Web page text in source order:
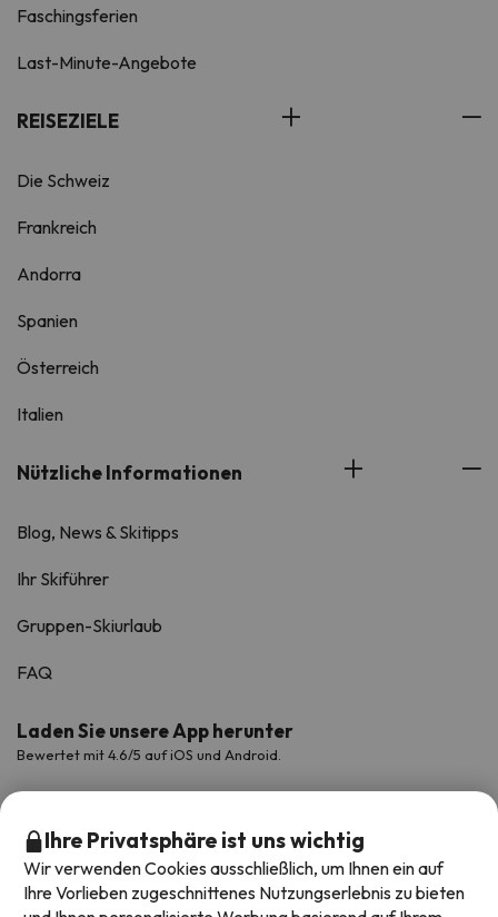
Faschingsferien
Last-Minute-Angebote
REISEZIELE
Die Schweiz
Frankreich
Andorra
Spanien
Österreich
Italien
Nützliche Informationen
Blog, News & Skitipps
Ihr Skiführer
Gruppen-Skiurlaub
FAQ
Laden Sie unsere App herunter
Bewertet mit 4.6/5 auf iOS und Android.
Ihre Privatsphäre ist uns wichtig
Wir verwenden Cookies ausschließlich, um Ihnen ein auf
Ihre Vorlieben zugeschnittenes Nutzungserlebnis zu bieten